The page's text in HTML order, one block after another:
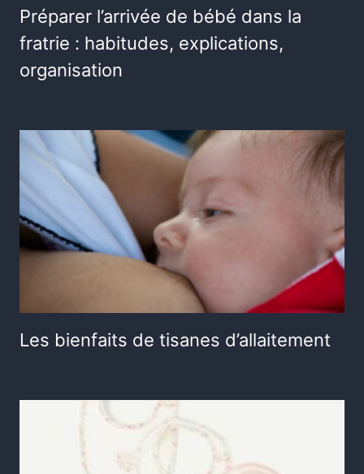
Préparer l’arrivée de bébé dans la
fratrie : habitudes, explications,
organisation
Les bienfaits de tisanes d’allaitement